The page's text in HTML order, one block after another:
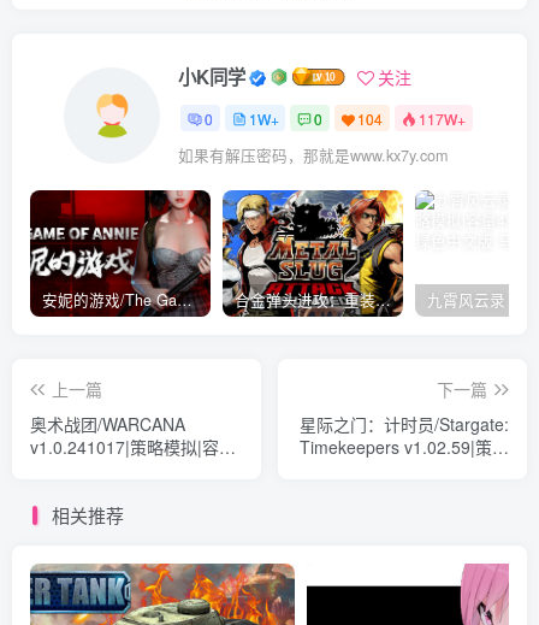
小K同学 关注
0 1W+ 0 104 117W+
如果有解压密码，那就是www.kx7y.com
安妮的游戏/The Game of Annie v0.99981|射击动作|容量14.6GB|免安装绿色中文版 合金弹头进攻：重装上阵/METAL SLUG ATTACK RELOADED Build.16214511|策略模拟|容量2.7GB|免安装绿色中文版
上一篇
奥术战团/WARCANA
v1.0.241017|策略模拟|容量
下一篇
星际之门：计时员/Stargate:
Timekeepers v1.02.59|策略
相关推荐